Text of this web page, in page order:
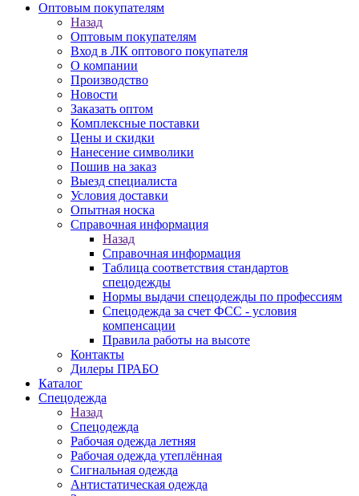
Оптовым покупателям
Назад
Оптовым покупателям
Вход в ЛК оптового покупателя
О компании
Производство
Новости
Заказать оптом
Комплексные поставки
Цены и скидки
Нанесение символики
Пошив на заказ
Выезд специалиста
Условия доставки
Опытная носка
Справочная информация
Назад
Справочная информация
Таблица соответствия стандартов
спецодежды
Нормы выдачи спецодежды по профессиям
Спецодежда за счет ФСС - условия
компенсации
Правила работы на высоте
Контакты
Дилеры ПРАБО
Каталог
Спецодежда
Назад
Спецодежда
Рабочая одежда летняя
Рабочая одежда утеплённая
Сигнальная одежда
Антистатическая одежда